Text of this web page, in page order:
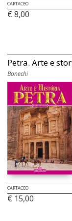
CARTACEO
€ 8,00
Petra. Arte e
Bonechi
CARTACEO
€ 15,00